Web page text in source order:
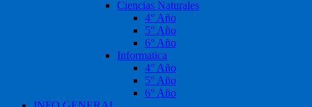
Ciencias Naturales
4° Año
5° Año
6° Año
Informatica
4° Año
5° Año
6° Año